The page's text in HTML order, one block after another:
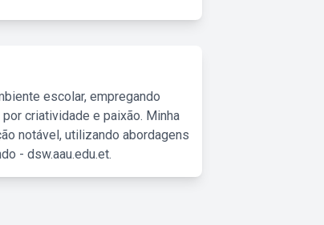
escolar, empregando
criatividade e paixão. Minha
notável, utilizando abordagens
- dsw.aau.edu.et.